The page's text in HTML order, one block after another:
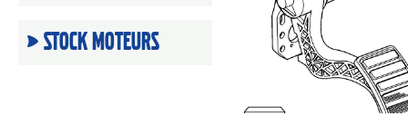
Stock moteurs